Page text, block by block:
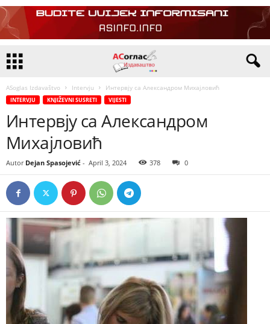
ASoglas Izdavaštvo Intervju Интервју са Александром Михајловић
INTERVJU KNJIŽEVNI SUSRETI VIJESTI
Интервју са Александром
Михајловић
Autor Dejan Spasojević - April 3, 2024 378 0